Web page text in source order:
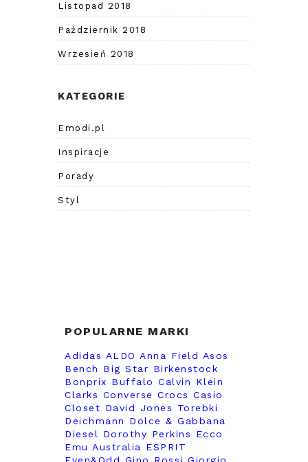
Listopad 2018
Październik 2018
Wrzesień 2018
KATEGORIE
Emodi.pl
Inspiracje
Porady
Styl
POPULARNE MARKI
Adidas ALDO Anna Field Asos
Bench
Big Star Birkenstock
Bonprix Buffalo Calvin Klein
Clarks Converse Crocs Casio
Closet David Jones Torebki
Deichmann
Dolce & Gabbana
Diesel
Dorothy Perkins
Ecco
Emu Australia
ESPRIT
Even&Odd Gino Rossi Giorgio